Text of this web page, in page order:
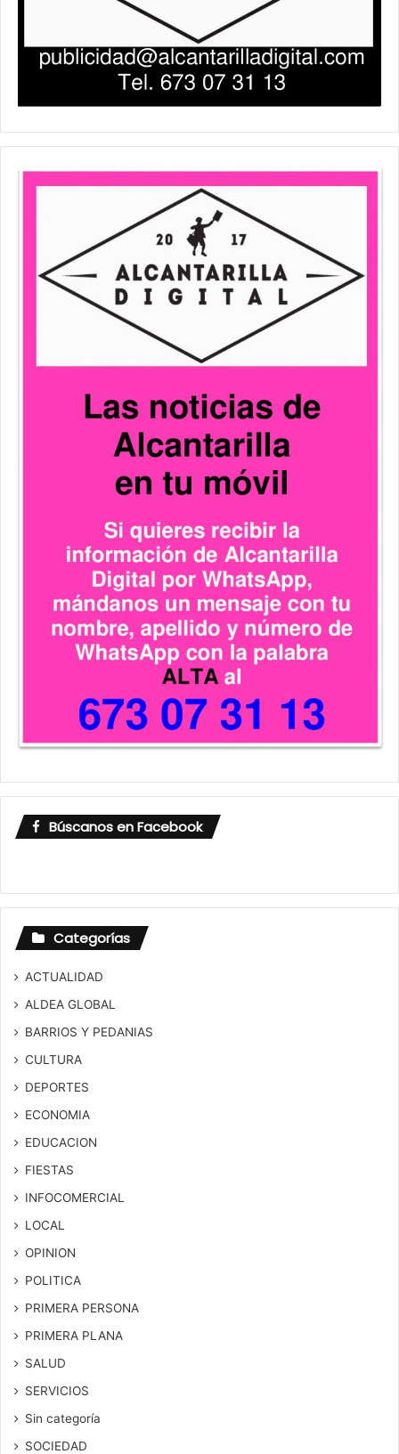
Búscanos en Facebook
Categorías
ACTUALIDAD
ALDEA GLOBAL
BARRIOS Y PEDANIAS
CULTURA
DEPORTES
ECONOMIA
EDUCACION
FIESTAS
INFOCOMERCIAL
LOCAL
OPINION
POLITICA
PRIMERA PERSONA
PRIMERA PLANA
SALUD
SERVICIOS
Sin categoría
SOCIEDAD